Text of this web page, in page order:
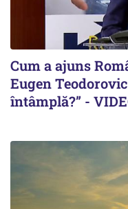
Cum a ajuns
Eugen
întâmplă?” -